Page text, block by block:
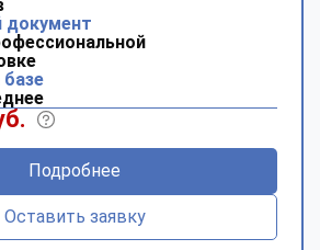
документ
базе
Подробнее
Оставить заявку